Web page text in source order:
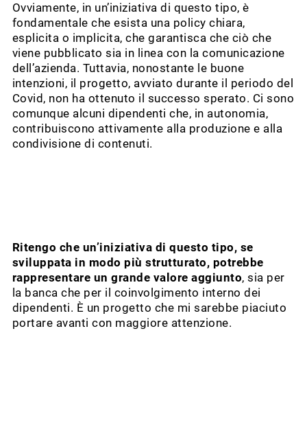
Ovviamente, in un’iniziativa di questo tipo, è
fondamentale che esista una policy chiara,
esplicita o implicita, che garantisca che ciò che
viene pubblicato sia in linea con la comunicazione
dell’azienda. Tuttavia, nonostante le buone
intenzioni, il progetto, avviato durante il periodo del
Covid, non ha ottenuto il successo sperato. Ci sono
comunque alcuni dipendenti che, in autonomia,
contribuiscono attivamente alla produzione e alla
condivisione di contenuti.
Ritengo che un’iniziativa di questo tipo, se
sviluppata in modo più strutturato, potrebbe
rappresentare un grande valore aggiunto, sia per
la banca che per il coinvolgimento interno dei
dipendenti. È un progetto che mi sarebbe piaciuto
portare avanti con maggiore attenzione.